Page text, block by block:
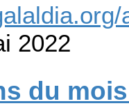
2022
du